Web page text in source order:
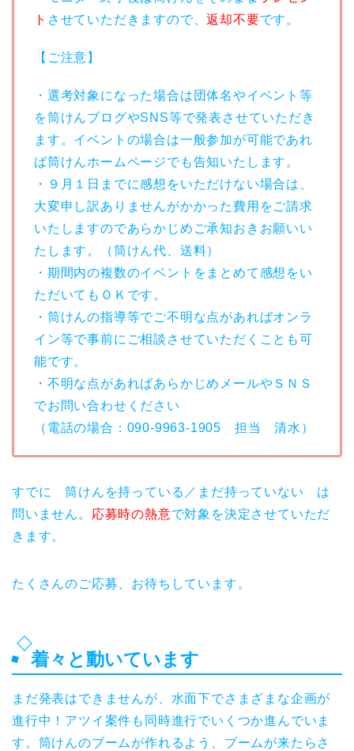
ト させていただきますので、返却不要です。
【ご注意】
・選考対象になった場合は団体名やイベント等
を筒けんブログやSNS等で発表させていただき
ます。イベントの場合は一般参加が可能であれ
ば筒けんホームページでも告知いたします。
・９月１日までに感想をいただけない場合は、
大変申し訳ありませんがかかった費用をご請求
いたしますのであらかじめご承知おきお願いい
たします。（筒けん代、送料）
・期間内の複数のイベントをまとめて感想をい
ただいてもＯＫです。
・筒けんの指導等でご不明な点があればオンラ
イン等で事前にご相談させていただくことも可
能です。
・不明な点があればあらかじめメールやＳＮＳ
でお問い合わせください
（電話の場合：090-9963-1905 担当 清水）
すでに 筒けんを持っている／まだ持っていない は
問いません。 応募時の熱意で対象を決定させていただ
きます。
たくさんのご応募、お待ちしています。
着々と動いています
まだ発表はできませんが、水面下でさまざまな企画が
進行中！アツイ案件も同時進行でいくつか進んでいま
す。筒けんのブームが作れるよう、ブームが来たらさ